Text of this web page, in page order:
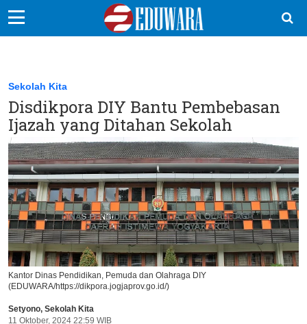
Sekolah Kita
Vokasi
Kampus
Idea
Sains
EduDana
Ikuti Kami di:
Sekolah Kita
Disdikpora DIY Bantu Pembebasan
Ijazah yang Ditahan Sekolah
Kantor Dinas Pendidikan, Pemuda dan Olahraga DIY
(EDUWARA/https://dikpora.jogjaprov.go.id/)
Setyono, Sekolah Kita
11 Oktober, 2024 22:59 WIB